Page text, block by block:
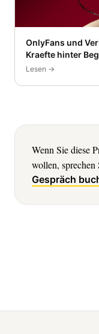
OnlyFans und
Kraefte hinter
Lesen →
Wenn Sie diese
wollen, sprechen
Gespräch